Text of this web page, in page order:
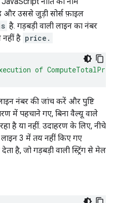
और उससे जुड़ी सोर्स फ़ाइल
है. गड़बड़ी वाली लाइन का नंबर
है price.
of
नंबर की जांच करें और पुष्टि
में पहचाने गए, बिना वैल्यू वाले
है या नहीं. उदाहरण के लिए, नीचे
3 में तय नहीं किए गए
है, जो गड़बड़ी वाली स्ट्रिंग से मेल